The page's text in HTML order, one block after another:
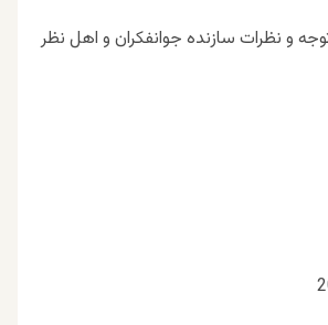
و نظرات سازنده جوانفکران و اهل نظر